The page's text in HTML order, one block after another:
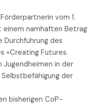
vom 1.
einem namhaften Betrag
des
«Creating Futures.
Jugendheimen in der
Selbstbefähigung der
bisherigen CoP-